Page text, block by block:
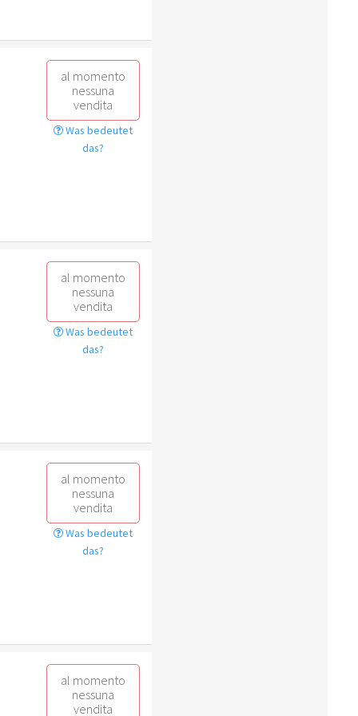
al momento
nessuna
vendita
Was bedeutet
das?
al momento
nessuna
vendita
Was bedeutet
das?
al momento
nessuna
vendita
Was bedeutet
das?
al momento
nessuna
vendita